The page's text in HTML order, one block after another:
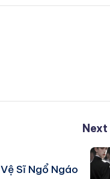
Vệ Sĩ Ngổ Ngáo